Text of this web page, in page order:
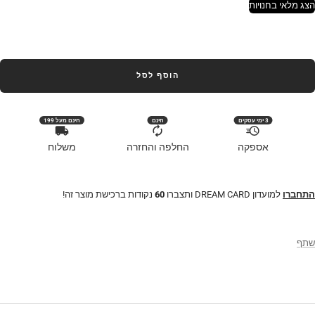
הצג מלאי בחנויות
הוסף לסל
3 ימי עסקים
אספקה
חינם
החלפה והחזרה
חינם מעל 199
משלוח
התחברו למועדון DREAM CARD ותצברו 60 נקודות ברכישת מוצר זה!
שתף